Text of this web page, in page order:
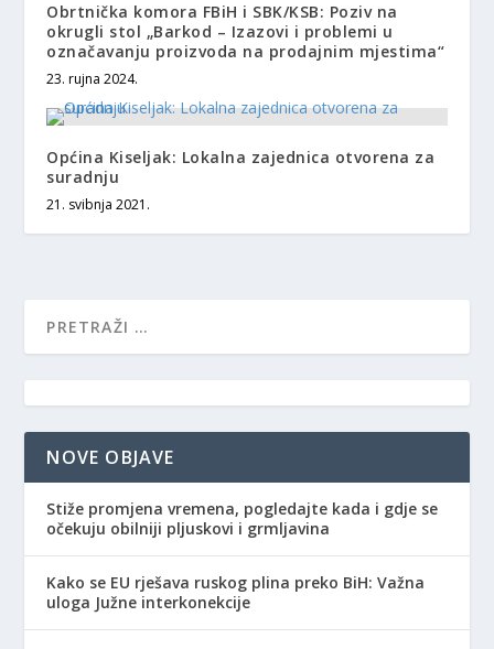
Obrtnička komora FBiH i SBK/KSB: Poziv na
okrugli stol „Barkod – Izazovi i problemi u
označavanju proizvoda na prodajnim mjestima“
23. rujna 2024.
Općina Kiseljak: Lokalna zajednica otvorena za
suradnju
21. svibnja 2021.
NOVE OBJAVE
Stiže promjena vremena, pogledajte kada i gdje se
očekuju obilniji pljuskovi i grmljavina
Kako se EU rješava ruskog plina preko BiH: Važna
uloga Južne interkonekcije